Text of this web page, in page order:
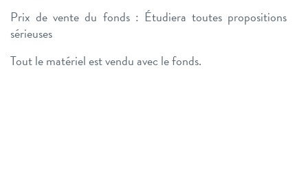
Prix de vente du fonds : Étudiera toutes propositions
sérieuses
Tout le matériel est vendu avec le fonds.